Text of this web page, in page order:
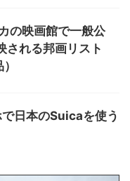
の映画館で一般公
される邦画リスト
日本のSuicaを使う